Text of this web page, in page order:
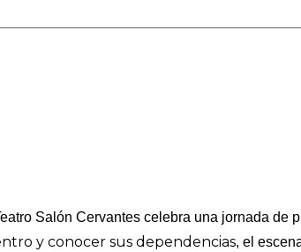
Salón Cervantes celebra una jornada de
y conocer sus dependencias, el